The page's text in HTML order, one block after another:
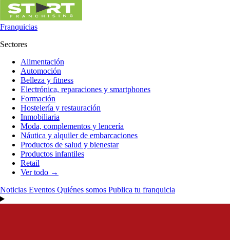
Franquicias
Sectores
Alimentación
Automoción
Belleza y fitness
Electrónica, reparaciones y smartphones
Formación
Hostelería y restauración
Inmobiliaria
Moda, complementos y lencería
Náutica y alquiler de embarcaciones
Productos de salud y bienestar
Productos infantiles
Retail
Ver todo →
Noticias Eventos Quiénes somos Publica tu franquicia